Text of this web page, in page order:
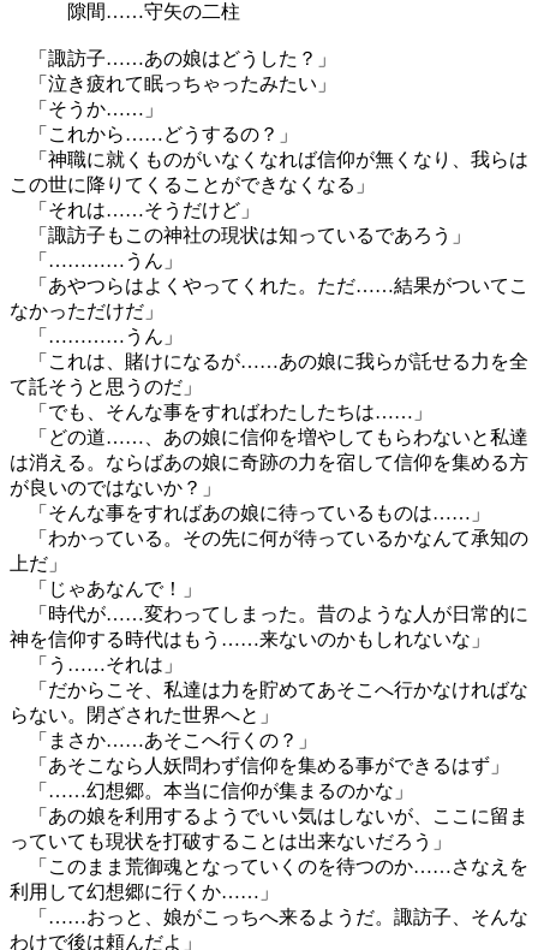
隙間……守矢の二柱
「諏訪子……あの娘はどうした？」
「泣き疲れて眠っちゃったみたい」
「そうか……」
「これから……どうするの？」
「神職に就くものがいなくなれば信仰が無くなり、我らは
この世に降りてくることができなくなる」
「それは……そうだけど」
「諏訪子もこの神社の現状は知っているであろう」
「…………うん」
「あやつらはよくやってくれた。ただ……結果がついてこ
なかっただけだ」
「…………うん」
「これは、賭けになるが……あの娘に我らが託せる力を全
て託そうと思うのだ」
「でも、そんな事をすればわたしたちは……」
「どの道……、あの娘に信仰を増やしてもらわないと私達
は消える。ならばあの娘に奇跡の力を宿して信仰を集める方
が良いのではないか？」
「そんな事をすればあの娘に待っているものは……」
「わかっている。その先に何が待っているかなんて承知の
上だ」
「じゃあなんで！」
「時代が……変わってしまった。昔のような人が日常的に
神を信仰する時代はもう……来ないのかもしれないな」
「う……それは」
「だからこそ、私達は力を貯めてあそこへ行かなければな
らない。閉ざされた世界へと」
「まさか……あそこへ行くの？」
「あそこなら人妖問わず信仰を集める事ができるはず」
「……幻想郷。本当に信仰が集まるのかな」
「あの娘を利用するようでいい気はしないが、ここに留ま
っていても現状を打破することは出来ないだろう」
「このまま荒御魂となっていくのを待つのか……さなえを
利用して幻想郷に行くか……」
「……おっと、娘がこっちへ来るようだ。諏訪子、そんな
わけで後は頼んだよ」